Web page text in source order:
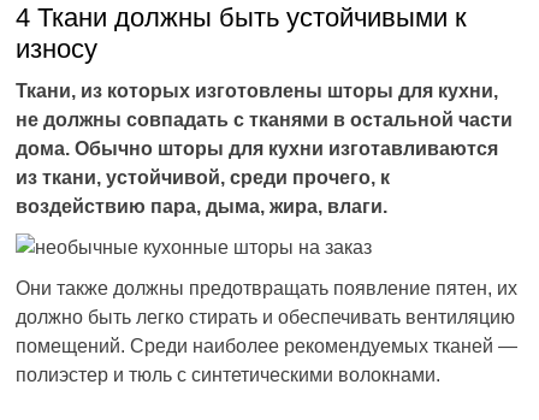
4 Ткани должны быть устойчивыми к
износу
Ткани, из которых изготовлены шторы для кухни,
не должны совпадать с тканями в остальной части
дома. Обычно шторы для кухни изготавливаются
из ткани, устойчивой, среди прочего, к
воздействию пара, дыма, жира, влаги.
Они также должны предотвращать появление пятен, их
должно быть легко стирать и обеспечивать вентиляцию
помещений. Среди наиболее рекомендуемых тканей —
полиэстер и тюль с синтетическими волокнами.